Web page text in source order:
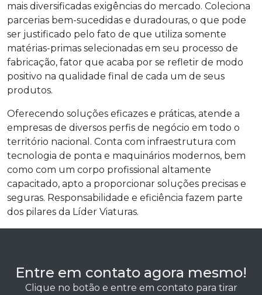
mais diversificadas exigências do mercado. Coleciona
parcerias bem-sucedidas e duradouras, o que pode
ser justificado pelo fato de que utiliza somente
matérias-primas selecionadas em seu processo de
fabricação, fator que acaba por se refletir de modo
positivo na qualidade final de cada um de seus
produtos.
Oferecendo soluções eficazes e práticas, atende a
empresas de diversos perfis de negócio em todo o
território nacional. Conta com infraestrutura com
tecnologia de ponta e maquinários modernos, bem
como com um corpo profissional altamente
capacitado, apto a proporcionar soluções precisas e
seguras. Responsabilidade e eficiência fazem parte
dos pilares da Líder Viaturas.
Entre em contato agora mesmo!
Clique no botão e entre em contato para tirar